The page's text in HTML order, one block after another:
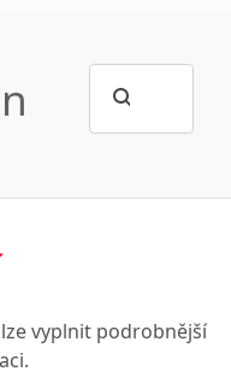
vyplnit podrobnější